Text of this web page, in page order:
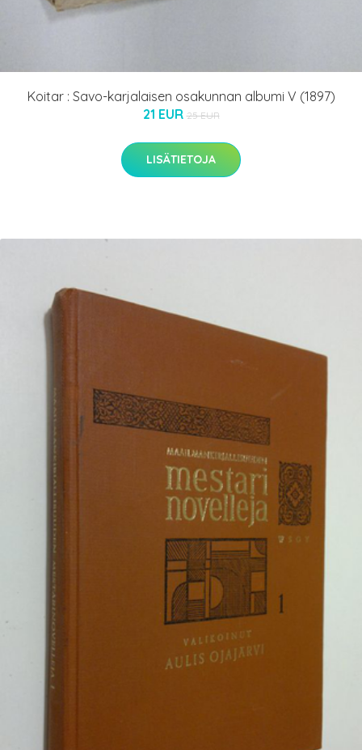
Koitar : Savo-karjalaisen osakunnan albumi V (1897)
21 EUR 25 EUR
LISÄTIETOJA